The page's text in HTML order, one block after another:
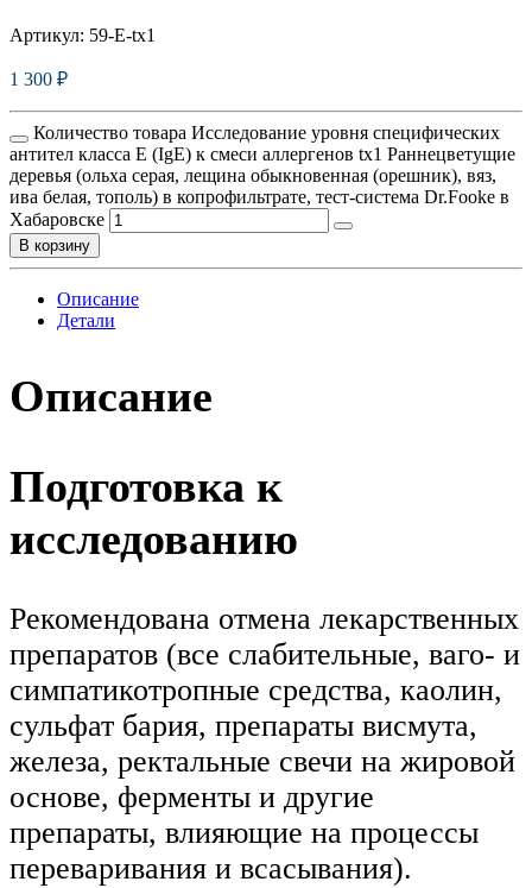
Артикул: 59-E-tx1
1 300 ₽
Количество товара Исследование уровня специфических
антител класса E (IgE) к смеси аллергенов tx1 Раннецветущие
деревья (ольха серая, лещина обыкновенная (орешник), вяз,
ива белая, тополь) в копрофильтрате, тест-система Dr.Fooke в
Хабаровске
В корзину
Описание
Детали
Описание
Подготовка к
исследованию
Рекомендована отмена лекарственных
препаратов (все слабительные, ваго- и
симпатикотропные средства, каолин,
сульфат бария, препараты висмута,
железа, ректальные свечи на жировой
основе, ферменты и другие
препараты, влияющие на процессы
переваривания и всасывания).